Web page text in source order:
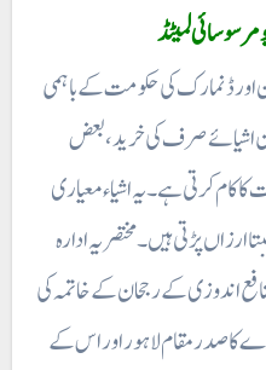
سوسائی لمیٹڈ
پاکستان اور ڈنمارک کی حکومت کے باہمی
اشیائے صرف کی خرید ، بعض
کام کرتی ہے۔ یہ اشیاء معیاری
پڑتی ہیں۔ مختصر یہ ادارہ
اندوزی کے رجحان کے خاتمہ کی
صدر مقام لاہور اور اس کے